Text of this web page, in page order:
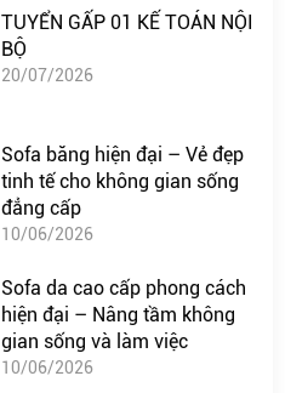
TUYỂN GẤP 01 KẾ TOÁN NỘI
BỘ
20/07/2026
Sofa băng hiện đại – Vẻ đẹp
tinh tế cho không gian sống
đẳng cấp
10/06/2026
Sofa da cao cấp phong cách
hiện đại – Nâng tầm không
gian sống và làm việc
10/06/2026